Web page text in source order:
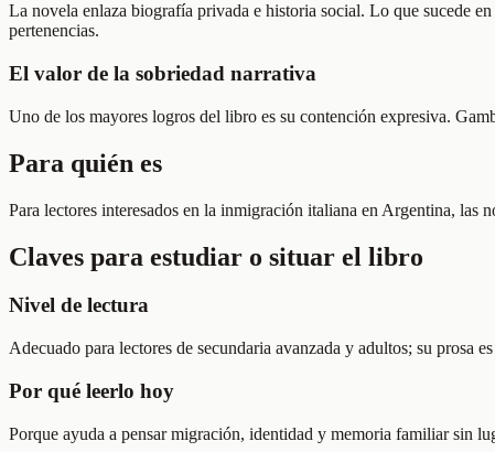
La novela enlaza biografía privada e historia social. Lo que sucede
pertenencias.
El valor de la sobriedad narrativa
Uno de los mayores logros del libro es su contención expresiva.
Para quién es
Para lectores interesados en la inmigración italiana en Argentina, las
Claves para estudiar o situar el libro
Nivel de lectura
Adecuado para lectores de secundaria avanzada y adultos; su prosa
Por qué leerlo hoy
Porque ayuda a pensar migración, identidad y memoria familiar sin